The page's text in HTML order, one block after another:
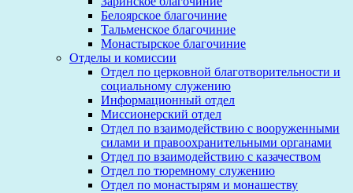
Белоярское благочиние
Тальменское благочиние
Монастырское благочиние
Отделы и комиссии
Отдел по церковной благотворительности и
социальному служению
Информационный отдел
Миссионерский отдел
Отдел по взаимодействию с вооруженными
силами и правоохранительными органами
Отдел по взаимодействию с казачеством
Отдел по тюремному служению
Отдел по монастырям и монашеству